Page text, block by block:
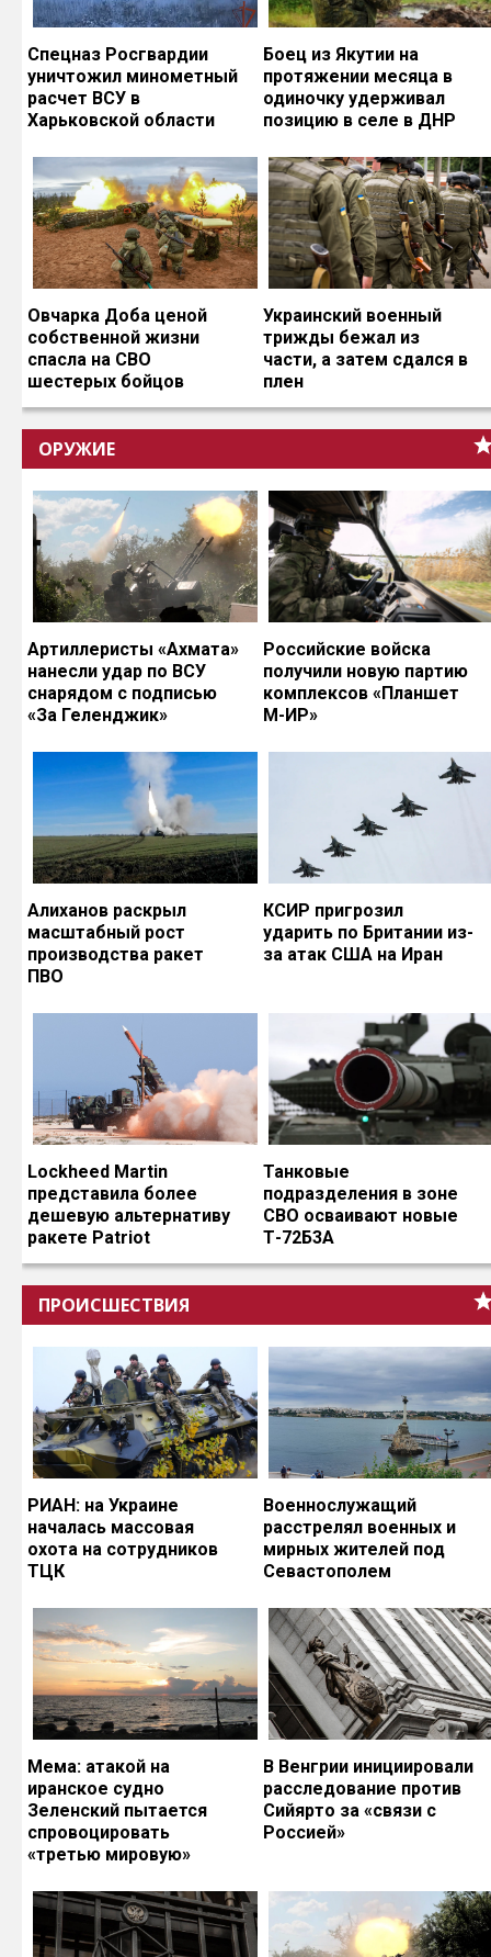
Спецназ Росгвардии
уничтожил минометный
расчет ВСУ в
Харьковской области
Боец из Якутии на
протяжении месяца в
одиночку удерживал
позицию в селе в ДНР
Овчарка Доба ценой
собственной жизни
спасла на СВО
шестерых бойцов
Украинский военный
трижды бежал из
части, а затем сдался в
плен
ОРУЖИЕ
Артиллеристы «Ахмата»
нанесли удар по ВСУ
снарядом с подписью
«За Геленджик»
Российские войска
получили новую партию
комплексов «Планшет
М-ИР»
Алиханов раскрыл
масштабный рост
производства ракет
ПВО
КСИР пригрозил
ударить по Британии из-
за атак США на Иран
Lockheed Martin
представила более
дешевую альтернативу
ракете Patriot
Танковые
подразделения в зоне
СВО осваивают новые
Т-72Б3А
ПРОИСШЕСТВИЯ
РИАН: на Украине
началась массовая
охота на сотрудников
ТЦК
Военнослужащий
расстрелял военных и
мирных жителей под
Севастополем
Мема: атакой на
иранское судно
Зеленский пытается
спровоцировать
«третью мировую»
В Венгрии инициировали
расследование против
Сийярто за «связи с
Россией»